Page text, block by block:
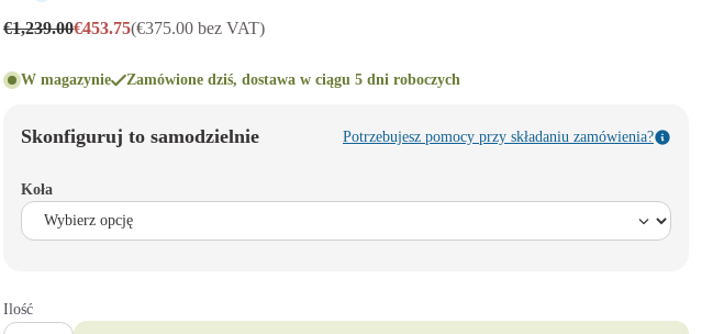
€1,239.00€453.75(€375.00 bez VAT)
W magazynie Zamówione dziś, dostawa w ciągu 5 dni roboczych
Skonfiguruj to samodzielnie Potrzebujesz pomocy przy składaniu zamówienia?
Koła
Ilość